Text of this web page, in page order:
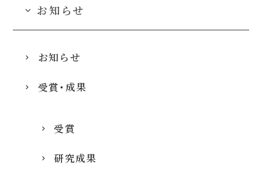
お知らせ
お知らせ
受賞・成果
受賞
研究成果